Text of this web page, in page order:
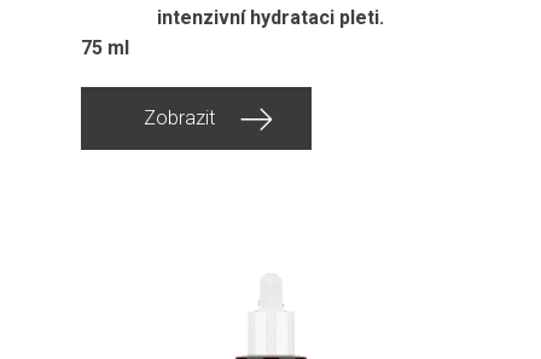
intenzivní hydrataci pleti.
75 ml
Zobrazit